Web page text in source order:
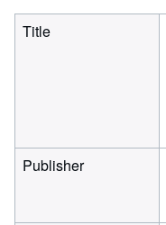
Title
Publisher